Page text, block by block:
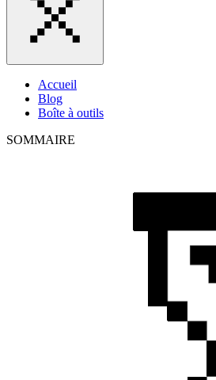
Accueil
Blog
Boîte à outils
SOMMAIRE